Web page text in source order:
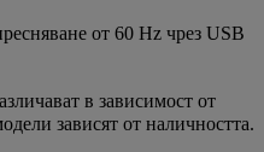
от 60 Hz чрез USB
в зависимост от
зависят от наличността.